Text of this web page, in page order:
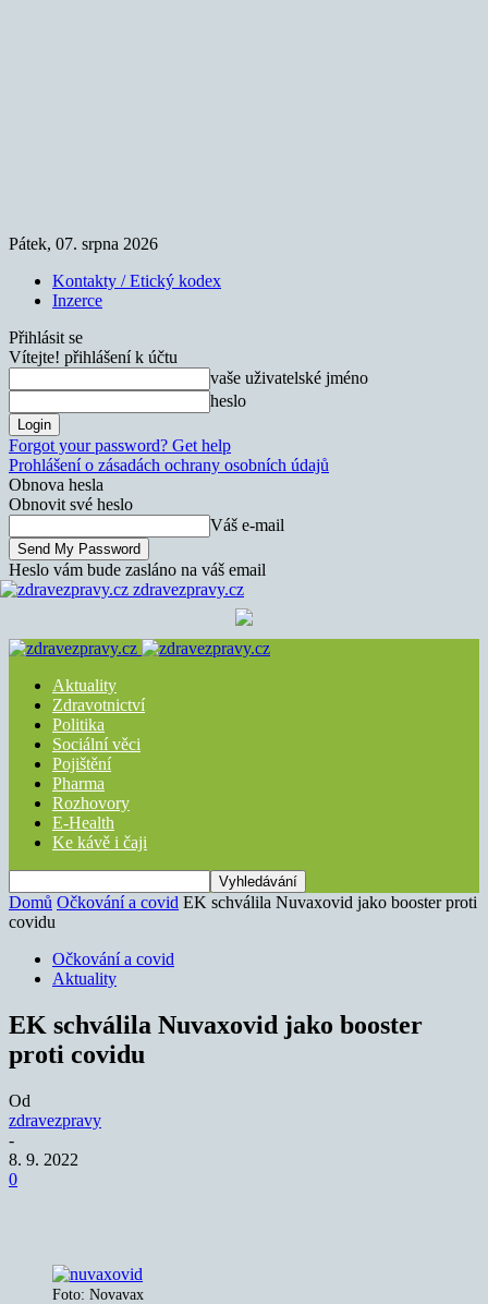
Pátek, 07. srpna 2026
Kontakty / Etický kodex
Inzerce
Přihlásit se
Vítejte! přihlášení k účtu
vaše uživatelské jméno
heslo
Forgot your password? Get help
Prohlášení o zásadách ochrany osobních údajů
Obnova hesla
Obnovit své heslo
Váš e-mail
Heslo vám bude zasláno na váš email
zdravezpravy.cz
Aktuality
Zdravotnictví
Politika
Sociální věci
Pojištění
Pharma
Rozhovory
E-Health
Ke kávě i čaji
Domů Očkování a covid EK schválila Nuvaxovid jako booster proti
covidu
Očkování a covid
Aktuality
EK schválila Nuvaxovid jako booster
proti covidu
Od
zdravezpravy
-
8. 9. 2022
0
Foto: Novavax